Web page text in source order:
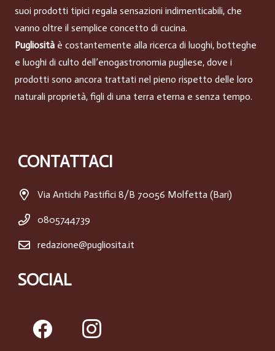
suoi prodotti tipici regala sensazioni indimenticabili, che
vanno oltre il semplice concetto di cucina.
Pugliosità è costantemente alla ricerca di luoghi, botteghe
e luoghi di culto dell’enogastronomia pugliese, dove i
prodotti sono ancora trattati nel pieno rispetto delle loro
naturali proprietà, figli di una terra eterna e senza tempo.
CONTATTACI
Via Antichi Pastifici 8/B 70056 Molfetta (Bari)
0805744739
redazione@pugliosita.it
SOCIAL